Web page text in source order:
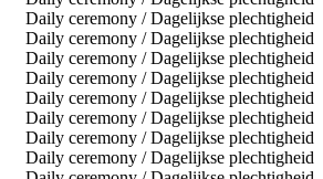
Daily ceremony / Dagelijkse plechtigheid
Daily ceremony / Dagelijkse plechtigheid
Daily ceremony / Dagelijkse plechtigheid
Daily ceremony / Dagelijkse plechtigheid
Daily ceremony / Dagelijkse plechtigheid
Daily ceremony / Dagelijkse plechtigheid
Daily ceremony / Dagelijkse plechtigheid
Daily ceremony / Dagelijkse plechtigheid